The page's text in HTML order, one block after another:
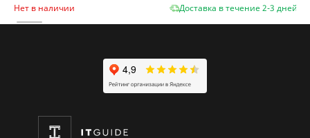
Нет в наличии Доставка в течение 2-3 дней